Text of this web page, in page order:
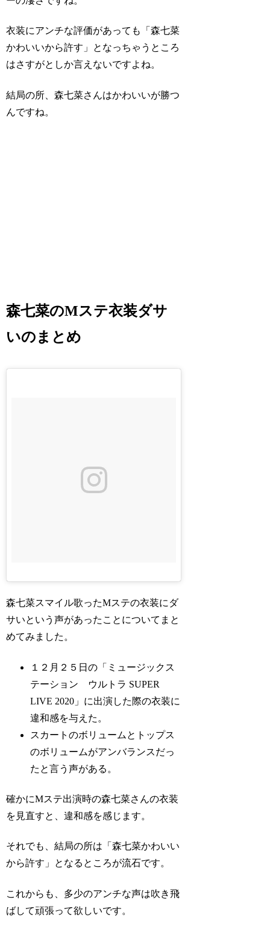
衣装にアンチな評価があっても「森七菜
かわいいから許す」となっちゃうところ
はさすがとしか言えないですよね。
結局の所、森七菜さんはかわいいが勝つ
んですね。
森七菜のMステ衣装ダサ
いのまとめ
森七菜スマイル歌ったMステの衣装にダ
サいという声があったことについてまと
めてみました。
１２月２５日の「ミュージックス
テーション ウルトラ SUPER
LIVE 2020」に出演した際の衣装に
違和感を与えた。
スカートのボリュームとトップス
のボリュームがアンバランスだっ
たと言う声がある。
確かにMステ出演時の森七菜さんの衣装
を見直すと、違和感を感じます。
それでも、結局の所は「森七菜かわいい
から許す」となるところが流石です。
これからも、多少のアンチな声は吹き飛
ばして頑張って欲しいです。